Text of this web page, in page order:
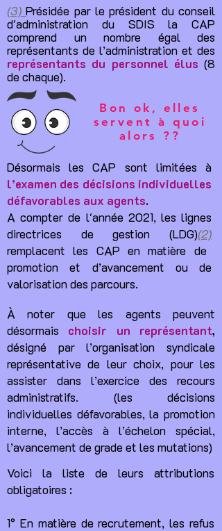
(3)Présidée par le président du conseil
d'administration du SDIS la CAP
comprend un nombre égal des
représentants de l’administration et des
représentants du personnel élus (8
de chaque).
Bon ok, elles
servent à quoi
alors ??
Désormais les CAP sont limitées à
l’examen des décisions individuelles
défavorables aux agents.
A compter de l'année 2021, les lignes
directrices de gestion (LDG)(2)
remplacent les CAP en matière de
promotion et d’avancement ou de
valorisation des parcours.
À noter que les agents peuvent
désormais
choisir un représentant,
désigné par l’organisation syndicale
représentative de leur choix, pour les
assister dans l’exercice des recours
administratifs. (les décisions
individuelles défavorables, la promotion
interne, l’accès à l’échelon spécial,
l’avancement de grade et les mutations)
Voici la liste de leurs attributions
obligatoires :
1° En matière de recrutement, les refus